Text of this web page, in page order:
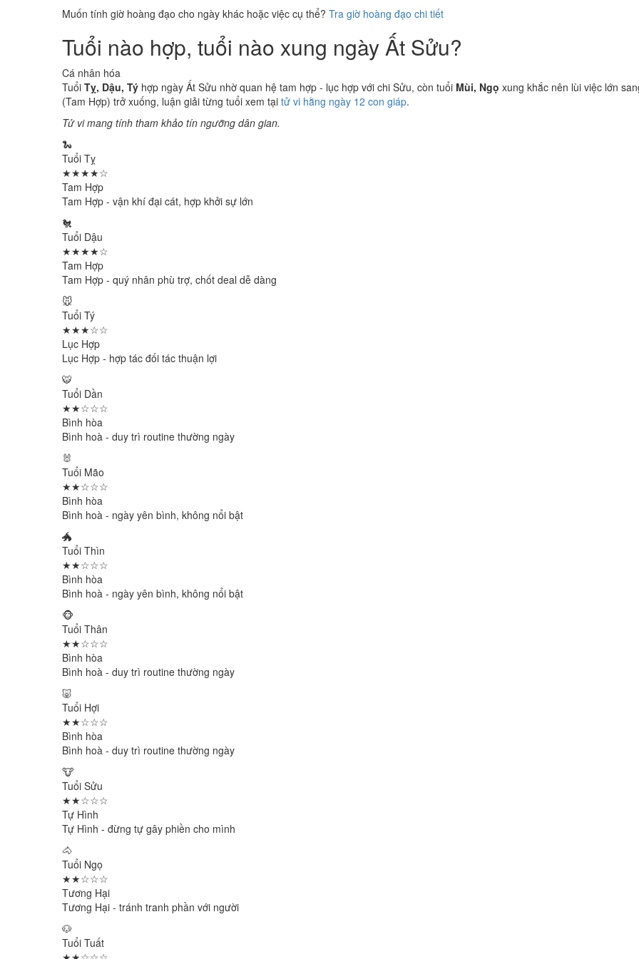
Muốn tính giờ hoàng đạo cho ngày khác hoặc việc cụ thể? Tra giờ hoàng đạo chi tiết
Tuổi nào hợp, tuổi nào xung ngày Ất Sửu?
Cá nhân hóa
Tuổi Tỵ, Dậu, Tý hợp ngày Ất Sửu nhờ quan hệ tam hợp - lục hợp với chi Sửu, còn tuổi Mùi, Ngọ xung khắc nên lùi việc lớn
(Tam Hợp) trở xuống, luận giải từng tuổi xem tại tử vi hằng ngày 12 con giáp.
Tử vi mang tính tham khảo tín ngưỡng dân gian.
🐍
Tuổi Tỵ
★★★★☆
Tam Hợp
Tam Hợp - vận khí đại cát, hợp khởi sự lớn
🐔
Tuổi Dậu
★★★★☆
Tam Hợp
Tam Hợp - quý nhân phù trợ, chốt deal dễ dàng
🐭
Tuổi Tý
★★★☆☆
Lục Hợp
Lục Hợp - hợp tác đối tác thuận lợi
🐯
Tuổi Dần
★★☆☆☆
Bình hòa
Bình hoà - duy trì routine thường ngày
🐰
Tuổi Mão
★★☆☆☆
Bình hòa
Bình hoà - ngày yên bình, không nổi bật
🐲
Tuổi Thìn
★★☆☆☆
Bình hòa
Bình hoà - ngày yên bình, không nổi bật
🐵
Tuổi Thân
★★☆☆☆
Bình hòa
Bình hoà - duy trì routine thường ngày
🐷
Tuổi Hợi
★★☆☆☆
Bình hòa
Bình hoà - duy trì routine thường ngày
🐮
Tuổi Sửu
★★☆☆☆
Tự Hình
Tự Hình - đừng tự gây phiền cho mình
🐴
Tuổi Ngọ
★★☆☆☆
Tương Hại
Tương Hại - tránh tranh phần với người
🐶
Tuổi Tuất